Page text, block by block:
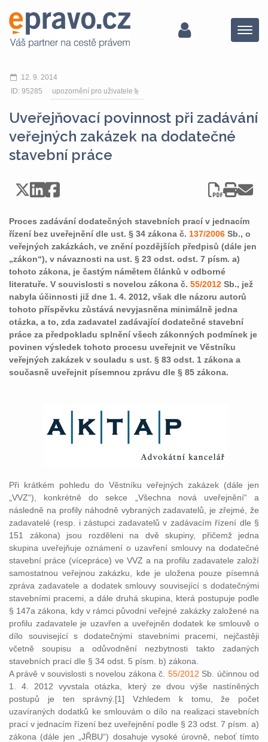
Menu
12. 9. 2014
ID: 95285
upozornění pro uživatele
Uveřejňovací povinnost při zadávání
veřejných zakázek na dodatečné
stavební práce
Proces zadávání dodatečných stavebních prací v jednacím
řízení bez uveřejnění dle ust. § 34 zákona č. 137/2006 Sb., o
veřejných zakázkách, ve znění pozdějších předpisů (dále jen
„zákon“), v návaznosti na ust. § 23 odst. odst. 7 písm. a)
tohoto zákona, je častým námětem článků v odborné
literatuře. V souvislosti s novelou zákona č. 55/2012 Sb., jež
nabyla účinnosti již dne 1. 4. 2012, však dle názoru autorů
tohoto příspěvku zůstává nevyjasněna minimálně jedna
otázka, a to, zda zadavatel zadávající dodatečné stavební
práce za předpokladu splnění všech zákonných podmínek je
povinen výsledek tohoto procesu uveřejnit ve Věstníku
veřejných zakázek v souladu s ust. § 83 odst. 1 zákona a
současně uveřejnit písemnou zprávu dle § 85 zákona.
Při krátkém pohledu do Věstníku veřejných zakázek (dále jen
„VVZ“), konkrétně do sekce „Všechna nová uveřejnění“ a
následně na profily náhodně vybraných zadavatelů, je zřejmé, že
zadavatelé (resp. i zástupci zadavatelů v zadávacím řízení dle §
151 zákona) jsou rozděleni na dvě skupiny, přičemž jedna
skupina uveřejňuje oznámení o uzavření smlouvy na dodatečné
stavební práce (vícepráce) ve VVZ a na profilu zadavatele založí
samostatnou veřejnou zakázku, kde je uložena pouze písemná
zpráva zadavatele a dodatek smlouvy související s dodatečnými
stavebními pracemi, a dále druhá skupina, která postupuje podle
§ 147a zákona, kdy v rámci původní veřejné zakázky založené na
profilu zadavatele je uzavřen a uveřejněn dodatek ke smlouvě o
dílo související s dodatečnými stavebními pracemi, nejčastěji
včetně soupisu a odůvodnění nezbytnosti takto zadaných
stavebních prací dle § 34 odst. 5 písm. b) zákona.
A právě v souvislosti s novelou zákona č. 55/2012 Sb. účinnou od
1. 4. 2012 vyvstala otázka, který ze dvou výše nastíněných
postupů je ten správný.[1] Vzhledem k tomu, že počet
uzavíraných dodatků ke smlouvám o dílo na realizaci stavebních
prací v jednacím řízení bez uveřejnění podle § 23 odst. 7 písm. a)
zákona (dále jen „JŘBU“) dosahuje vysoké úrovně, neboť tímto